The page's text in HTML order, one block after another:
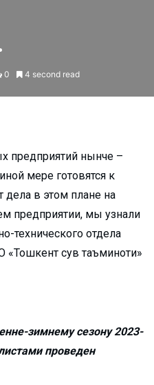
0 4 second read
предприятий нынче –
мере готовятся к
дела в этом плане на
предприятии, мы узнали
технического отдела
сув таъминоти»
зимнему сезону 2023-
проведен